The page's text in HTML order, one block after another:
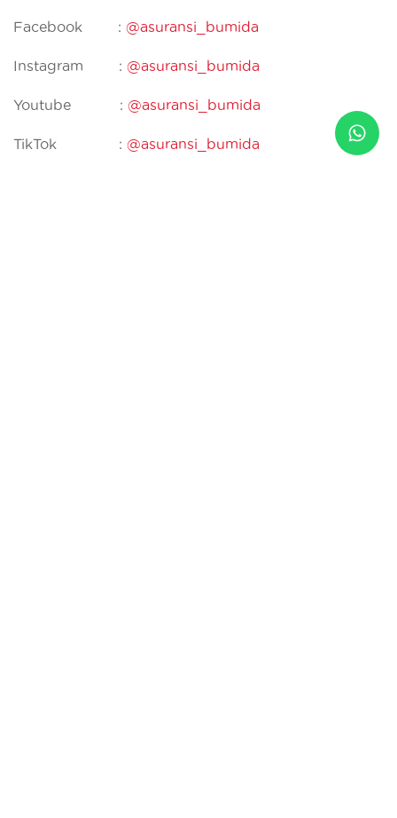
Facebook : @asuransi_bumida
Instagram : @asuransi_bumida
Youtube : @asuransi_bumida
TikTok : @asuransi_bumida